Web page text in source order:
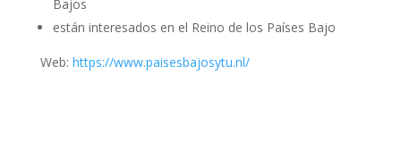
Bajos
están interesados en el Reino de los Países Bajo
Web: https://www.paisesbajosytu.nl/